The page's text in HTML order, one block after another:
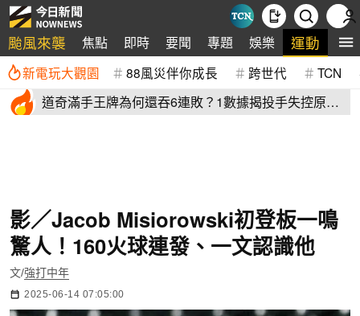
颱風來襲 焦點 即時 要聞 專題 娛樂 運動 全
新電玩大觀園 88風災伴你成長 跨世代 TCN
道奇滿手王牌為何還吞6連敗？1數據揭投手失控原
影／Jacob Misiorowski初登板一鳴
驚人！160火球連發、一文認識他
文/強打中年
2025-06-14 07:05:00